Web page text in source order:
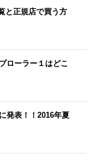
と正規店で買う方
ローラー１はどこ
発表！！2016年夏